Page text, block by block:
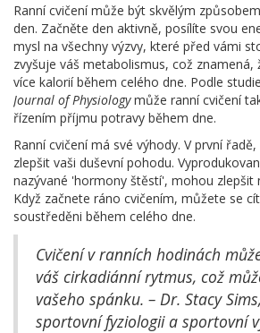
Ranní cvičení může být skvělým
den. Začněte den aktivně, posílíte svou
mysl na všechny výzvy, které před vámi
zvyšuje váš metabolismus, což znamená,
více kalorií během celého dne. Podle
Journal of Physiologymůže ranní cvičení
řízením příjmu potravy během dne.
Ranní cvičení má své výhody. V první
zlepšit vaši duševní pohodu.
nazývané 'hormony štěstí', mohou zlepšit
Když začnete ráno cvičením, můžete se
soustředěni během celého dne.
Cvičení v ranních hodinách
váš cirkadiánní rytmus, což
vašeho spánku. – Dr. Stacy
sportovní fyziologii a sportovní